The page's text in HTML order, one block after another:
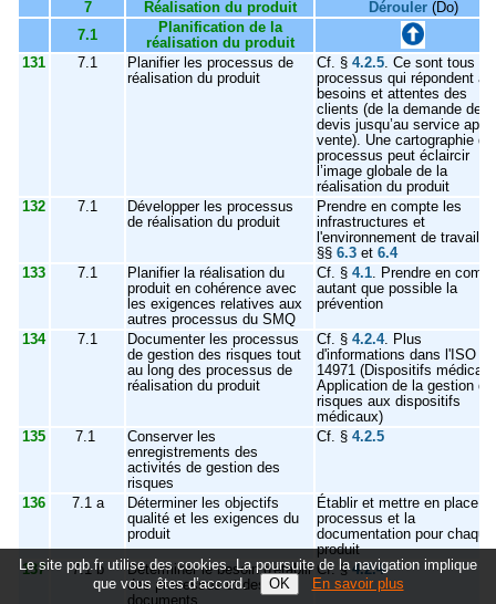
7
Réalisation du produit Dérouler(Do)
7.1
Planification de la
réalisation du produit
131
7.1
Planifier les processus de
réalisation du produit
Cf. § 4.2.5. Ce sont tous
processus qui répondent
besoins et attentes des
clients (de la demande de
devis jusqu’au service
vente). Une cartographie
processus peut éclaircir
l’image globale de la
réalisation du produit
132
7.1
Développer les processus
de réalisation du produit
Prendre en compte les
infrastructures et
l'environnement de travail,
§§ 6.3 et 6.4
133
7.1
Planifier la réalisation du
produit en cohérence avec
les exigences relatives aux
autres processus du SMQ
Cf. § 4.1. Prendre en
autant que possible la
prévention
134 7.1
Documenter les processus
de gestion des risques tout
au long des processus de
réalisation du produit
Cf. § 4.2.4. Plus
d'informations dans l'ISO
14971 (Dispositifs
Application de la gestion
risques aux dispositifs
médicaux)
135
7.1
Conserver les
enregistrements des
activités de gestion des
risques
Cf. § 4.2.5
136 7.1 a
Déterminer les objectifs
qualité et les exigences du
produit
Établir et mettre en place
processus et la
documentation pour chaque
produit
137
7.1 b
Déterminer le besoin d'établir
des processus et des
documents
Cf. §4.2.4
Le site pqb.fr utilise des cookies. La poursuite de la navigation implique
que vous êtes d’accord.
En savoir plus